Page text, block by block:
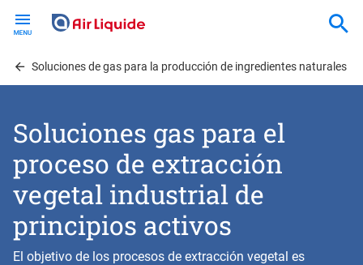
contentSoluciones de gas para la producción de ingredientes naturales
Soluciones gas para el
proceso de extracción
vegetal industrial de
principios activos
El objetivo de los procesos de extracción vegetal es